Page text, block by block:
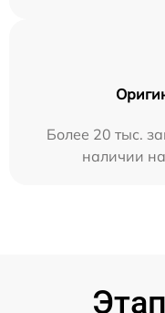
Более 20 тыс.
наличии